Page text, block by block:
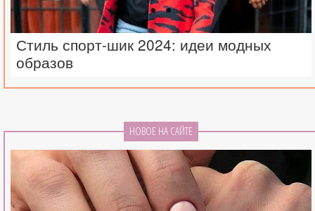
Стиль спорт-шик 2024: идеи модных
образов
НОВОЕ НА САЙТЕ